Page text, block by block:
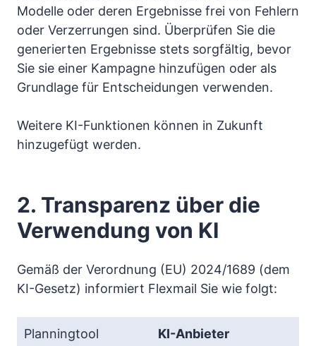
Modelle oder deren Ergebnisse frei von Fehlern
oder Verzerrungen sind. Überprüfen Sie die
generierten Ergebnisse stets sorgfältig, bevor
Sie sie einer Kampagne hinzufügen oder als
Grundlage für Entscheidungen verwenden.
Weitere KI-Funktionen können in Zukunft
hinzugefügt werden.
2. Transparenz über die
Verwendung von KI
Gemäß der Verordnung (EU) 2024/1689 (dem
KI-Gesetz) informiert Flexmail Sie wie folgt:
KI-Anbieter